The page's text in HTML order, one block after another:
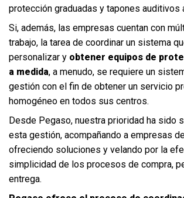
protección graduadas y tapones auditivos
Si, además, las empresas cuentan con
trabajo, la tarea de coordinar un sistema
personalizar y obtener equipos de
a medida, a menudo, se requiere un
gestión con el fin de obtener un servicio
homogéneo en todos sus centros.
Desde Pegaso, nuestra prioridad ha sido
esta gestión, acompañando a empresas
ofreciendo soluciones y velando por la
simplicidad de los procesos de compra,
entrega.